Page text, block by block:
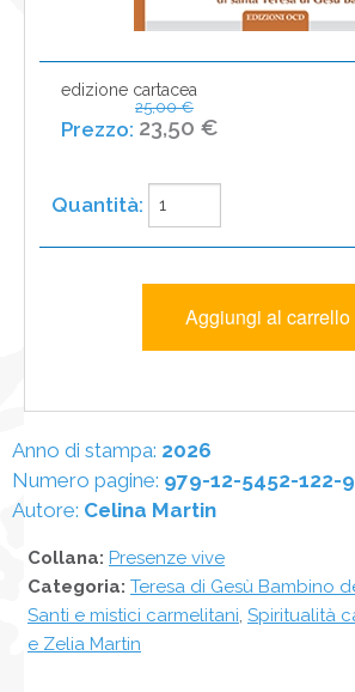
edizione cartacea
25,00 €
23,50 €
Anno di stampa: 2026
Numero pagine: 979-12-5452-122-9
Autore: Celina Martin
Collana: Presenze vive
Categoria: Teresa di Gesù Bambino
Santi e mistici carmelitani Spiritualità
e Zelia Martin